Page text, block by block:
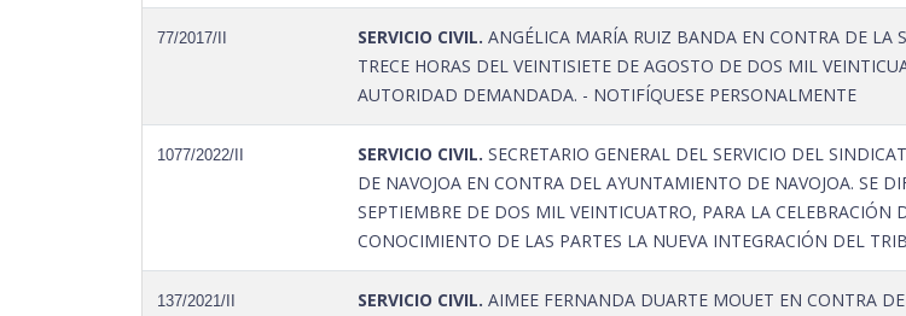
77/2017/II SERVICIO CIVIL. ANGÉLICA MARÍA RUIZ BANDA EN CONTRA DE LA
TRECE HORAS DEL VEINTISIETE DE AGOSTO DE DOS MIL
AUTORIDAD DEMANDADA. - NOTIFÍQUESE PERSONALMENTE
1077/2022/II SERVICIO CIVIL. SECRETARIO GENERAL DEL SERVICIO DEL
DE NAVOJOA EN CONTRA DEL AYUNTAMIENTO DE NAVOJOA. SE
SEPTIEMBRE DE DOS MIL VEINTICUATRO, PARA LA CELEBRACIÓN
CONOCIMIENTO DE LAS PARTES LA NUEVA INTEGRACIÓN DEL
137/2021/II SERVICIO CIVIL. AIMEE FERNANDA DUARTE MOUET EN CONTRA